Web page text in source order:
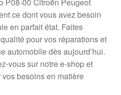
P08-00 Citroën Peugeot
ce dont vous avez besoin
en parfait état. Faites
pour vos réparations et
automobile dès aujourd’hui.
vous sur notre e-shop et
besoins en matière